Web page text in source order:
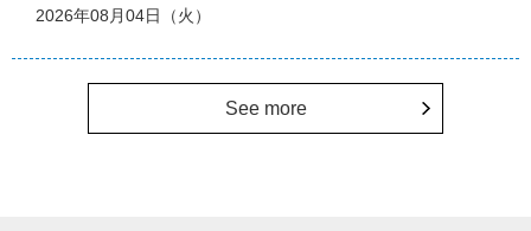
2026年08月04日（火）
See more